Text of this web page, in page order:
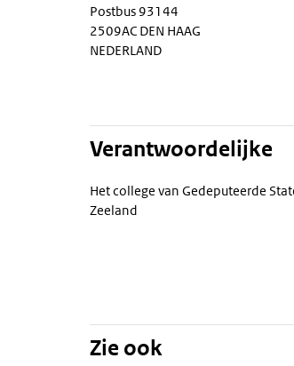
Postbus 93144
2509AC DEN HAAG
NEDERLAND
Verantwoordelijke
Het college van Gedeputeerde
Zeeland
Zie ook